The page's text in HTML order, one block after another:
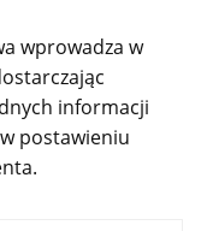
wprowadza w
informacji
postawieniu